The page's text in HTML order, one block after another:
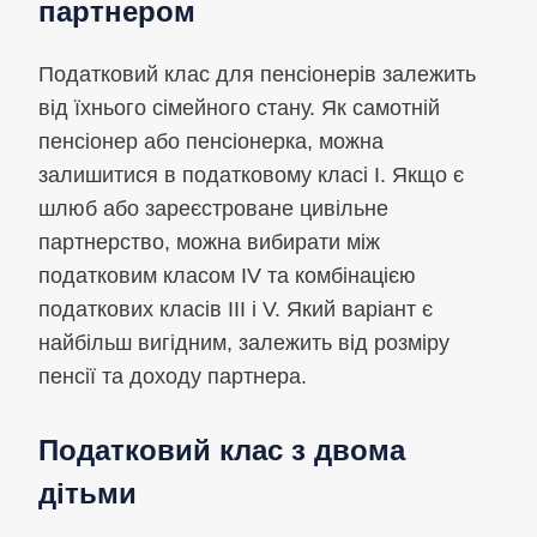
партнером
Податковий клас для пенсіонерів залежить
від їхнього сімейного стану. Як самотній
пенсіонер або пенсіонерка, можна
залишитися в податковому класі I. Якщо є
шлюб або зареєстроване цивільне
партнерство, можна вибирати між
податковим класом IV та комбінацією
податкових класів III і V. Який варіант є
найбільш вигідним, залежить від розміру
пенсії та доходу партнера.
Податковий клас з двома
дітьми